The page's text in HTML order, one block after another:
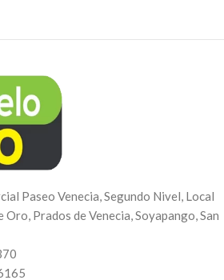
Paseo Venecia, Segundo Nivel, Local
Prados de Venecia, Soyapango, San